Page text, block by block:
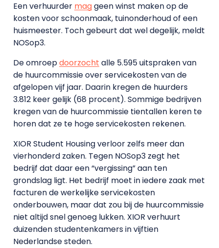
Een verhuurder maggeen winst maken op de
kosten voor schoonmaak, tuinonderhoud of een
huismeester. Toch gebeurt dat wel degelijk, meldt
NOSop3.
De omroepdoorzocht alle 5.595 uitspraken van
de huurcommissie over servicekosten van de
afgelopen vijf jaar. Daarin kregen de huurders
3.812 keer gelijk (68 procent). Sommige bedrijven
kregen van de huurcommissie tientallen keren te
horen dat ze te hoge servicekosten rekenen.
XIOR Student Housing verloor zelfs meer dan
vierhonderd zaken. Tegen NOSop3 zegt het
bedrijf dat daar een “vergissing” aan ten
grondslag ligt. Het bedrijf moet in iedere zaak met
facturen de werkelijke servicekosten
onderbouwen, maar dat zou bij de huurcommissie
niet altijd snel genoeg lukken. XIOR verhuurt
duizenden studentenkamers in vijftien
Nederlandse steden.